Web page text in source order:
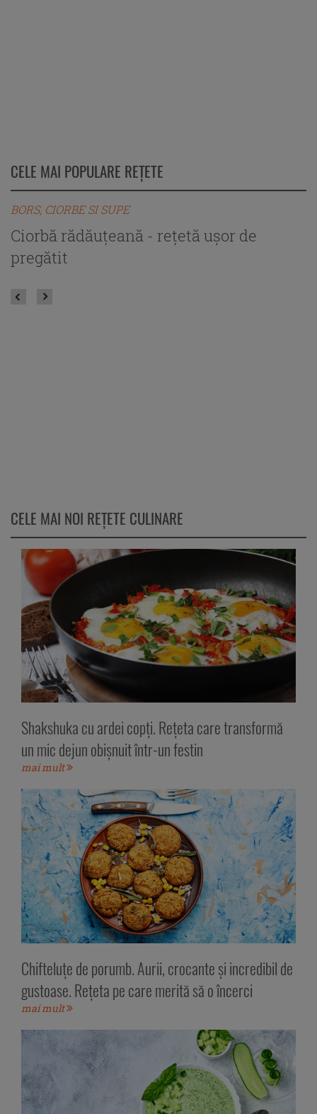
CELE MAI POPULARE REȚETE
BORS, CIORBE SI SUPE
Ciorbă rădăuțeană - rețetă ușor de
pregătit
CELE MAI NOI REȚETE CULINARE
Shakshuka cu ardei copți. Rețeta care transformă
un mic dejun obișnuit într-un festin
mai mult
Chifteluțe de porumb. Aurii, crocante și incredibil de
gustoase. Rețeta pe care merită să o încerci
mai mult